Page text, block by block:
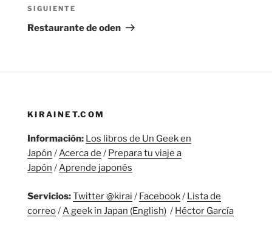
Siguiente
entrada
SIGUIENTE
Restaurante de oden
KIRAINET.COM
Información: Los libros de Un Geek en
Japón /Acerca de / Prepara tu viaje a
Japón /Aprende japonés
Servicios:Twitter @kirai / Facebook/ Lista de
correo/ A geek in Japan (English) / Héctor García